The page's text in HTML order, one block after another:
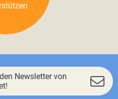
Newsletter von